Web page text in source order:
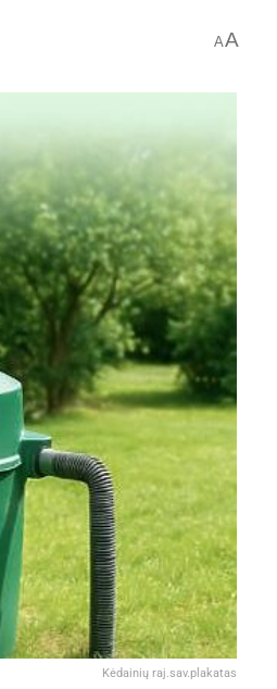
AA
Kėdainių raj.sav.plakatas